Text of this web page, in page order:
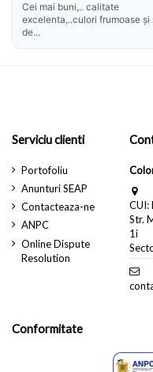
Cei mai buni,.. calitate
excelenta,..culori frumoase și
de...
Serviciu clienti
Portofoliu
Anunturi SEAP
Contacteaza-ne
ANPC
Online Dispute
Resolution
CUI:
Str.
1i
Conformitate